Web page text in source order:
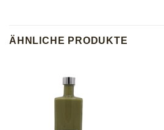
ÄHNLICHE PRODUKTE